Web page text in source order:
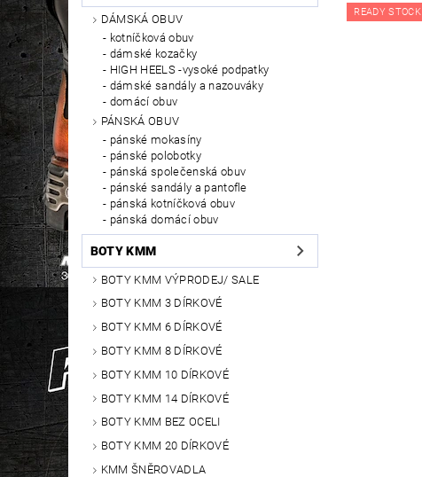
PÉČE O OBUV
DÁMSKÁ OBUV
kotníčková obuv
dámské kozačky
HIGH HEELS -vysoké podpatky
dámské sandály a nazouváky
domácí obuv
PÁNSKÁ OBUV
pánské mokasíny
pánské polobotky
pánská společenská obuv
pánské sandály a pantofle
pánská kotníčková obuv
pánská domácí obuv
BOTY KMM
BOTY KMM VÝPRODEJ/ SALE
BOTY KMM 3 DÍRKOVÉ
BOTY KMM 6 DÍRKOVÉ
BOTY KMM 8 DÍRKOVÉ
BOTY KMM 10 DÍRKOVÉ
BOTY KMM 14 DÍRKOVÉ
BOTY KMM BEZ OCELI
BOTY KMM 20 DÍRKOVÉ
KMM ŠNĚROVADLA
READY STOCK